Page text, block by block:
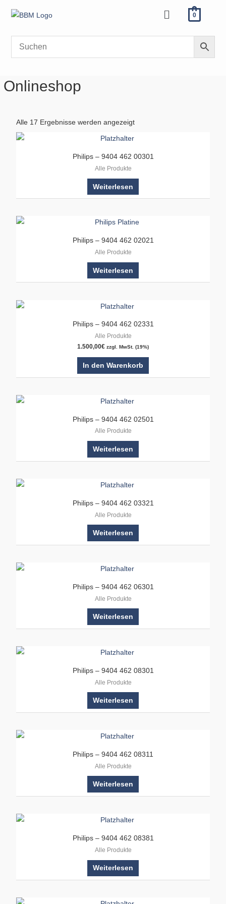
Inhalt
Menü 0
Onlineshop
Alle 17 Ergebnisse werden angezeigt
Philips – 9404 462 00301
Alle Produkte
Weiterlesen
Philips – 9404 462 02021
Alle Produkte
Weiterlesen
Philips – 9404 462 02331
Alle Produkte
1.500,00€ zzgl. MwSt. (19%)
In den Warenkorb
Philips – 9404 462 02501
Alle Produkte
Weiterlesen
Philips – 9404 462 03321
Alle Produkte
Weiterlesen
Philips – 9404 462 06301
Alle Produkte
Weiterlesen
Philips – 9404 462 08301
Alle Produkte
Weiterlesen
Philips – 9404 462 08311
Alle Produkte
Weiterlesen
Philips – 9404 462 08381
Alle Produkte
Weiterlesen